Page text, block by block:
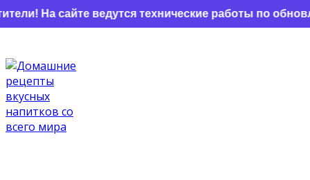
Перейти
к
контенту
На сайте ведутся технические работы по